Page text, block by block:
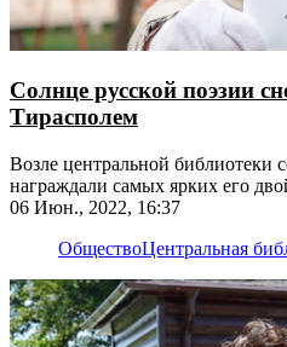
Солнце русской поэзии
Тирасполем
Возле центральной библиотеки
награждали самых ярких его
06 Июн., 2022, 16:37
ОбществоЦентральная